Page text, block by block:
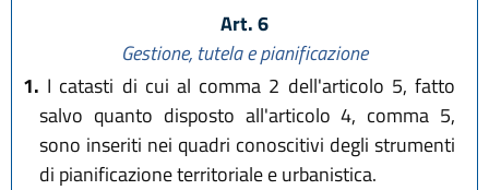
Art. 6
Gestione, tutela e pianificazione
1. I catasti di cui al comma 2 dell'articolo 5, fatto
salvo quanto disposto all'articolo 4, comma 5,
sono inseriti nei quadri conoscitivi degli strumenti
di pianificazione territoriale e urbanistica.